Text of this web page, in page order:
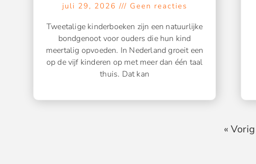
juli 29, 2026 Geen reacties
Tweetalige kinderboeken zijn een natuurlijke
bondgenoot voor ouders die hun kind
meertalig opvoeden. In Nederland groeit een
op de vijf kinderen op met meer dan één taal
thuis. Dat kan
« Vorig